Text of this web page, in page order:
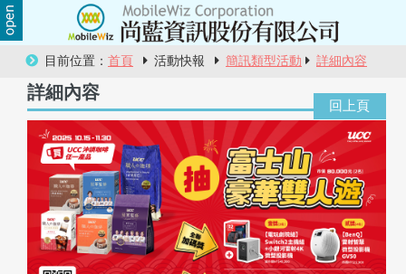
目前位置： 首頁 活動快報 簡訊類型活動 詳細內容
詳細內容